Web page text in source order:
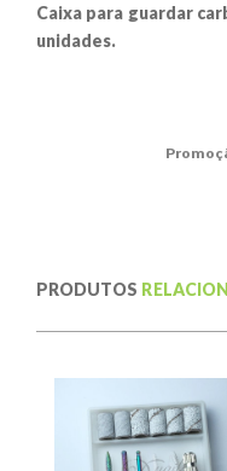
Caixa para guardar
unidades.
PRODUTOS